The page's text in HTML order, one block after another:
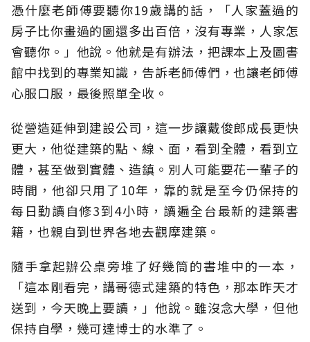
憑什麼老師傅要聽你19歲講的話，「人家蓋過的
房子比你畫過的圖還多出百倍，沒有專業，人家怎
會聽你。」他說。他就是有辦法，把課本上及圖書
館中找到的專業知識，告訴老師傅們，也讓老師傅
心服口服，最後照單全收。
從營造延伸到建設公司，這一步讓戴俊郎成長更快
更大，他從建築的點、線、面，看到全體，看到立
體，甚至做到實體、造鎮。別人可能要花一輩子的
時間，他卻只用了10年，靠的就是至今仍保持的
每日勤讀自修3到4小時，讀遍全台最新的建築書
籍，也親自到世界各地去觀摩建築。
隨手拿起辦公桌旁堆了好幾筒的書堆中的一本，
「這本剛看完，講哥德式建築的特色，那本昨天才
送到，今天晚上要讀，」他說。雖沒念大學，但他
保持自學，幾可達博士的水準了。